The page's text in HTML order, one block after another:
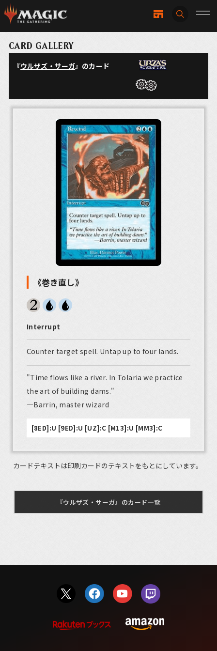
CARD GALLERY
『ウルザズ・サーガ』のカード
《巻き直し》
Interrupt
Counter target spell. Untap up to four lands.
"Time flows like a river. In Tolaria we practice
the art of building dams."
—Barrin, master wizard
[8ED]:U [9ED]:U [UZ]:C [M13]:U [MM3]:C
カードテキストは印刷カードのテキストをもとにしています。
『ウルザズ・サーガ』のカード一覧